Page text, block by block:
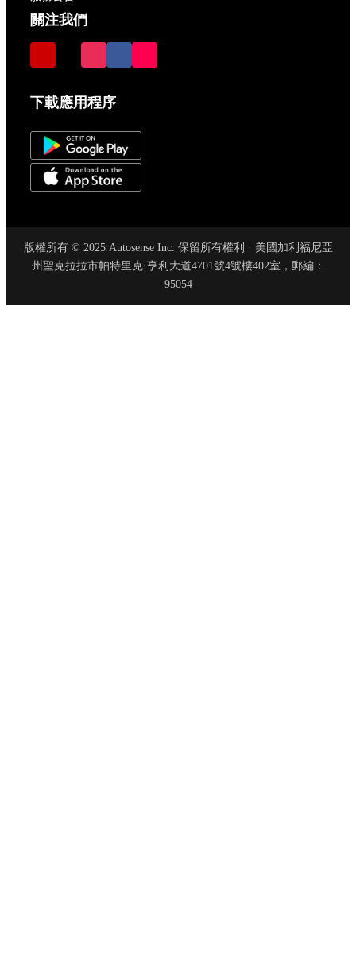
關注我們
下載應用程序
版權所有 © 2025 Autosense Inc. 保留所有權利 · 美國加利福尼亞
州聖克拉拉市帕特里克·亨利大道4701號4號樓402室，郵編：
95054